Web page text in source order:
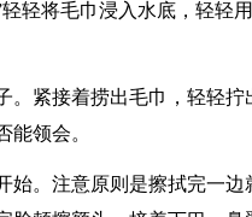
轻将毛巾浸入水底，轻轻
。紧接着捞出毛巾，轻轻拧
能领会。
始。注意原则是擦拭完一边